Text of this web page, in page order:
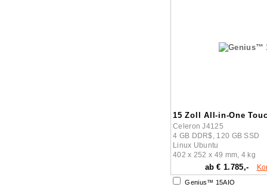
15 Zoll All-in-One
Celeron J4125
4 GB DDR$, 120 GB SSD
Linux Ubuntu
402 x 252 x 49 mm, 4 kg
ab € 1.785,-
Genius™ 15AIO